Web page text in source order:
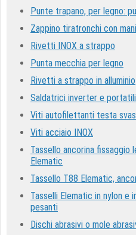
Punte trapano, per legno:
Zappino tiratronchi con
Rivetti INOX a strappo
Punta mecchia per legno
Rivetti a strappo in alluminio
Saldatrici inverter e
Viti autofilettanti testa
Viti acciaio INOX
Tassello ancorina fissaggio
Elematic
Tassello T88 Elematic,
Tasselli Elematic in nylon e
pesanti
Dischi abrasivi o mole